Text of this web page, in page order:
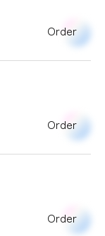
Order
Order
Order